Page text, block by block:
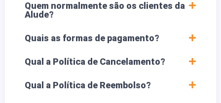
Quem normalmente são os clientes da
Alude?
Quais as formas de pagamento?
Qual a Política de Cancelamento?
Qual a Política de Reembolso?